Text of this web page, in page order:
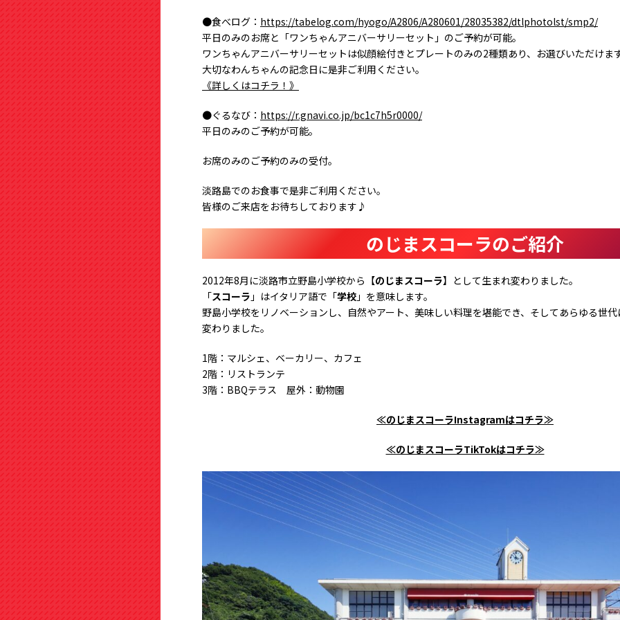
●食べログ： https://tabelog.com/hyogo/A2806/A280601/28035382/dtlphotolst/smp2/
平日のみのお席と「ワンちゃんアニバーサリーセット」のご予約が可能。
ワンちゃんアニバーサリーセットは似顔絵付きとプレートのみの2種類あり、お選びいただけま
大切なわんちゃんの記念日に是非ご利用ください。
《詳しくはコチラ！》
●ぐるなび： https://r.gnavi.co.jp/bc1c7h5r0000/
平日のみのご予約が可能。
お席のみのご予約のみの受付。
淡路島でのお食事で是非ご利用ください。
皆様のご来店をお待ちしております♪
のじまスコーラのご紹介
2012年8月に淡路市立野島小学校から【のじまスコーラ】として生まれ変わりました。
「スコーラ 」はイタリア語で「学校 」を意味します。
野島小学校をリノベーションし、自然やアート、美味しい料理を堪能でき、そしてあらゆる世
変わりました。
1階：マルシェ、ベーカリー、カフェ
2階：リストランテ
3階：BBQテラス 屋外：動物園
≪のじまスコーラInstagramはコチラ≫
≪のじまスコーラTikTokはコチラ≫